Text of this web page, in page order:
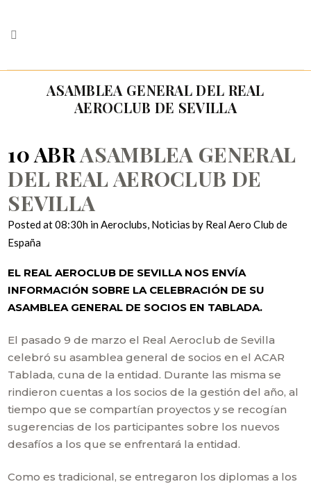
ASAMBLEA GENERAL DEL REAL
AEROCLUB DE SEVILLA
10 ABRASAMBLEA GENERAL
DEL REAL AEROCLUB DE
SEVILLA
Posted at 08:30h inAeroclubs, Noticias by Real Aero Club de
España
EL REAL AEROCLUB DE SEVILLA NOS ENVÍA
INFORMACIÓN SOBRE LA CELEBRACIÓN DE SU
ASAMBLEA GENERAL DE SOCIOS EN TABLADA.
El pasado 9 de marzo el Real Aeroclub de Sevilla
celebró su asamblea general de socios en el ACAR
Tablada, cuna de la entidad. Durante las misma se
rindieron cuentas a los socios de la gestión del año, al
tiempo que se compartían proyectos y se recogían
sugerencias de los participantes sobre los nuevos
desafíos a los que se enfrentará la entidad.
Como es tradicional, se entregaron los diplomas a los